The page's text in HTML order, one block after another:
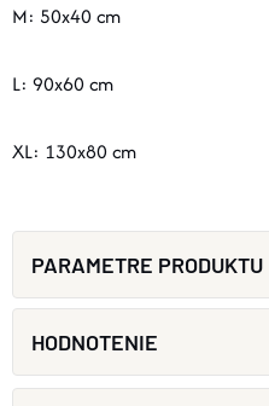
M: 50x40 cm
L: 90x60 cm
XL: 130x80 cm
PARAMETRE PRODUKTU
HODNOTENIE